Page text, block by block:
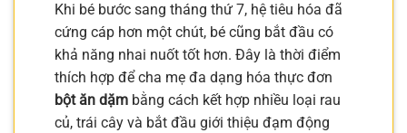
Khi bé bước sang tháng thứ 7, hệ tiêu hóa đã
cứng cáp hơn một chút, bé cũng bắt đầu có
khả năng nhai nuốt tốt hơn. Đây là thời điểm
thích hợp để cha mẹ đa dạng hóa thực đơn
bột ăn dặm bằng cách kết hợp nhiều loại rau
củ, trái cây và bắt đầu giới thiệu đạm động